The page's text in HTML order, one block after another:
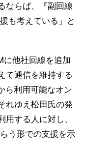
ならば、『副回線
も考えている」と
に他社回線を追加
て通信を維持する
ら利用可能なオン
れゆえ松田氏の発
する人に対し、
う形での支援を示